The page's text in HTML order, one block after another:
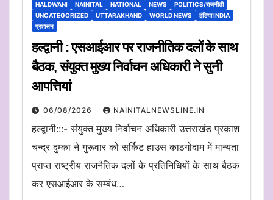
HALDWANI NAINITAL NATIONAL NEWS
POLITICS/राजनीती
UNCATEGORIZED
UTTARAKHAND WORLD NEWS
इंडिया INDIA
प्रशासन
हल्द्वानी : एसआईआर पर राजनीतिक दलों के साथ
बैठक, संयुक्त मुख्य निर्वाचन अधिकारी ने सुनी
आपत्तियां
06/08/2026 NAINITALNEWSLINE.IN
हल्द्वानी:::- संयुक्त मुख्य निर्वाचन अधिकारी उत्तराखंड प्रकाश
चन्द्र दुम्का ने गुरूवार को सर्किट हाउस काठगोदाम में मान्यता
प्राप्त राष्ट्रीय राजनैतिक दलों के प्रतिनिधियों के साथ बैठक
कर एसआईआर के सम्बंध…